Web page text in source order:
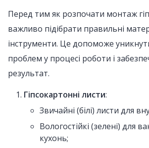
Перед тим як розпочати монтаж
важливо підібрати правильні
інструменти. Це допоможе
проблем у процесі роботи і
результат.
Гіпсокартонні листи:
Звичайні (білі) листи для
Вологостійкі (зелені) для
кухонь;